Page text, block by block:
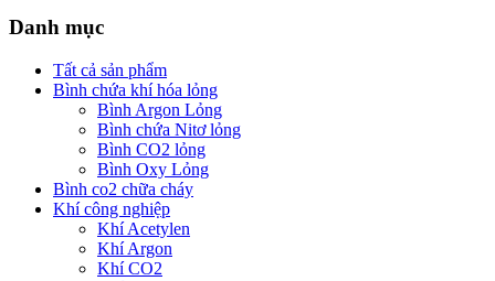
Danh mục
Tất cả sản phẩm
Bình chứa khí hóa lỏng
Bình Argon Lỏng
Bình chứa Nitơ lỏng
Bình CO2 lỏng
Bình Oxy Lỏng
Bình co2 chữa cháy
Khí công nghiệp
Khí Acetylen
Khí Argon
Khí CO2